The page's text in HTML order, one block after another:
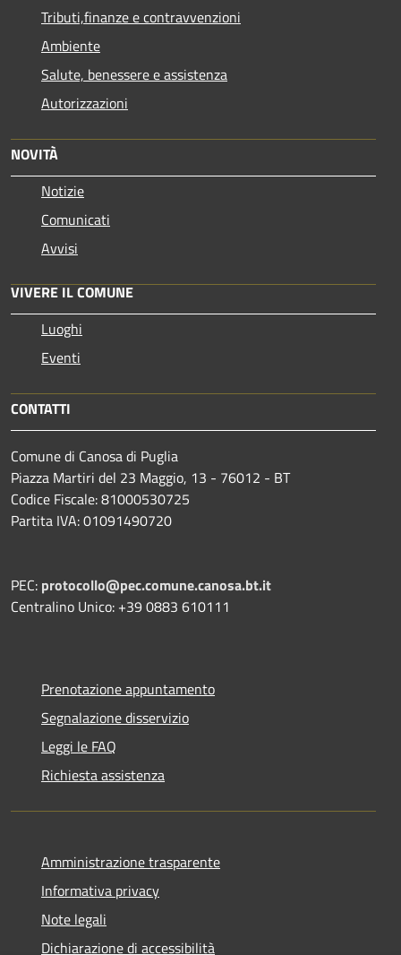
Tributi,finanze e contravvenzioni
Ambiente
Salute, benessere e assistenza
Autorizzazioni
NOVITÀ
Notizie
Comunicati
Avvisi
VIVERE IL COMUNE
Luoghi
Eventi
CONTATTI
Comune di Canosa di Puglia
Piazza Martiri del 23 Maggio, 13 - 76012 - BT
Codice Fiscale: 81000530725
Partita IVA: 01091490720
PEC: protocollo@pec.comune.canosa.bt.it
Centralino Unico: +39 0883 610111
Prenotazione appuntamento
Segnalazione disservizio
Leggi le FAQ
Richiesta assistenza
Amministrazione trasparente
Informativa privacy
Note legali
Dichiarazione di accessibilità